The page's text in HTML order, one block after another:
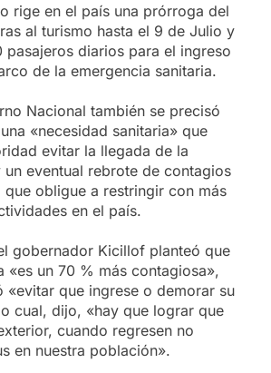
rige en el país una prórroga del
al turismo hasta el 9 de Julio y
pasajeros diarios para el ingreso
de la emergencia sanitaria.
Nacional también se precisó
«necesidad sanitaria» que
evitar la llegada de la
un eventual rebrote de contagios
obligue a restringir con más
en el país.
gobernador Kicillof planteó que
«es un 70 % más contagiosa»,
«evitar que ingrese o demorar su
cual, dijo, «hay que lograr que
cuando regresen no
en nuestra población».